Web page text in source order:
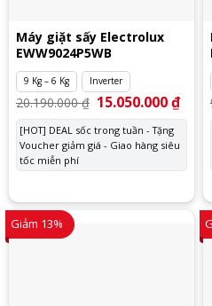
Máy giặt sấy Electrolux
EWW9024P5WB
9 Kg – 6 Kg Inverter
20.190.000₫ Giá
gốc
là:
20.190.000 ₫.
15.050.000₫Giá
tại
[HOT] DEAL sốc trong tuần - Tặng
Voucher giảm giá - Giao hàng siêu
tốc miễn phí
Giảm 13%